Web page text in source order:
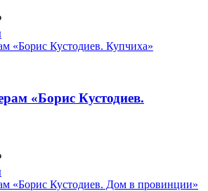
товара.
Диапазон
цен:
1780.00 ₽
Этот
товар
Опции
можно
товара.
«Борис Кустодиев.
Диапазон
цен:
1437.00 ₽
Этот
товар